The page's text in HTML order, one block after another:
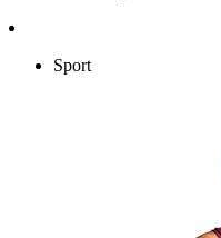
Sport